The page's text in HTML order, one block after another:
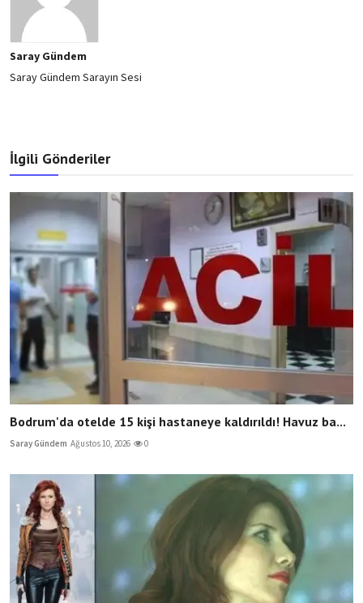
Saray Gündem
Saray Gündem Sarayın Sesi
İlgili Gönderiler
Bodrum'da otelde 15 kişi hastaneye kaldırıldı! Havuz ba...
Saray Gündem Ağustos 10, 2026 0